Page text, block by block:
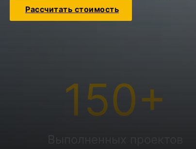
Рассчитать стоимость
150+
Выполненных проектов